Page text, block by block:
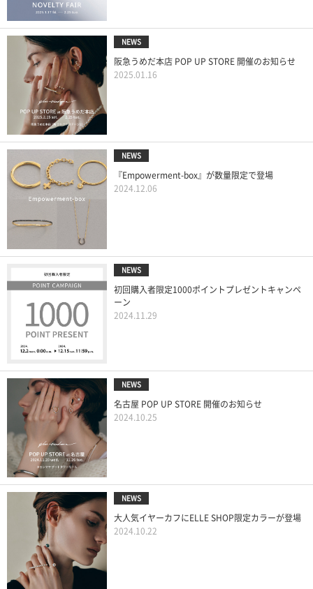
NEWS
阪急うめだ本店 POP UP STORE 開催のお知らせ
2025.01.16
NEWS
『Empowerment-box』が数量限定で登場
2024.12.06
NEWS
初回購入者限定1000ポイントプレゼントキャンペ
ーン
2024.11.29
NEWS
名古屋 POP UP STORE 開催のお知らせ
2024.10.25
NEWS
大人気イヤーカフにELLE SHOP限定カラーが登場
2024.10.22